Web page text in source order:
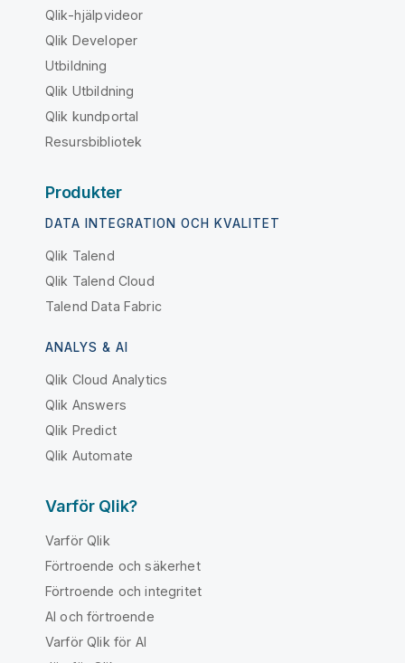
Qlik-hjälpvideor
Qlik Developer
Utbildning
Qlik Utbildning
Qlik kundportal
Resursbibliotek
Produkter
DATA INTEGRATION OCH KVALITET
Qlik Talend
Qlik Talend Cloud
Talend Data Fabric
ANALYS & AI
Qlik Cloud Analytics
Qlik Answers
Qlik Predict
Qlik Automate
Varför Qlik?
Varför Qlik
Förtroende och säkerhet
Förtroende och integritet
AI och förtroende
Varför Qlik för AI